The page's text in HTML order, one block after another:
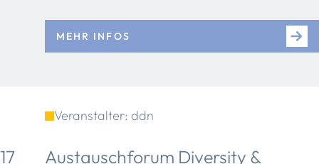
MEHR INFOS
Veranstalter: ddn
17 Austauschforum Diversity &